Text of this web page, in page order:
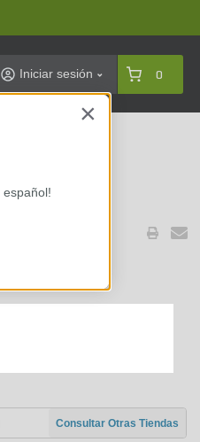
Iniciar sesión 0
Consultar Otras Tiendas
×